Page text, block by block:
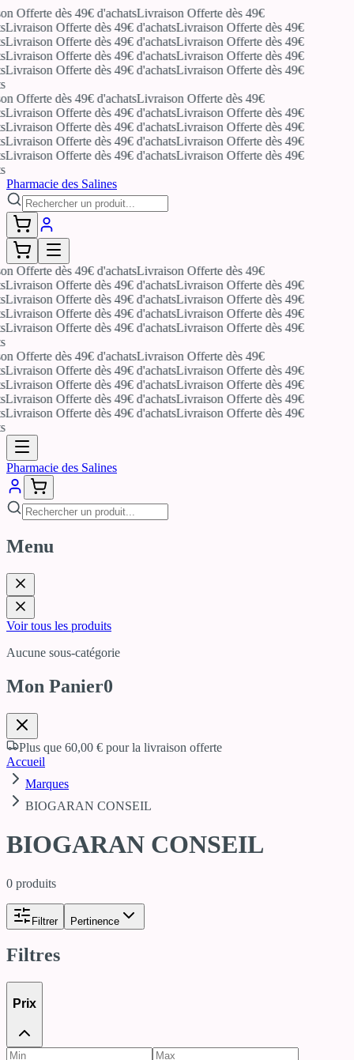
Offerte dès 49€ d'achatsLivraison Offerte dès 49€
Livraison Offerte dès 49€ d'achatsLivraison Offerte dès 49€
Livraison Offerte dès 49€ d'achatsLivraison Offerte dès 49€
Livraison Offerte dès 49€ d'achatsLivraison Offerte dès 49€
Livraison Offerte dès 49€ d'achatsLivraison Offerte dès 49€
Offerte dès 49€ d'achatsLivraison Offerte dès 49€
Livraison Offerte dès 49€ d'achatsLivraison Offerte dès 49€
Livraison Offerte dès 49€ d'achatsLivraison Offerte dès 49€
Livraison Offerte dès 49€ d'achatsLivraison Offerte dès 49€
Livraison Offerte dès 49€ d'achatsLivraison Offerte dès 49€
Pharmacie des Salines
Offerte dès 49€ d'achatsLivraison Offerte dès 49€
Livraison Offerte dès 49€ d'achatsLivraison Offerte dès 49€
Livraison Offerte dès 49€ d'achatsLivraison Offerte dès 49€
Livraison Offerte dès 49€ d'achatsLivraison Offerte dès 49€
Livraison Offerte dès 49€ d'achatsLivraison Offerte dès 49€
Offerte dès 49€ d'achatsLivraison Offerte dès 49€
Livraison Offerte dès 49€ d'achatsLivraison Offerte dès 49€
Livraison Offerte dès 49€ d'achatsLivraison Offerte dès 49€
Livraison Offerte dès 49€ d'achatsLivraison Offerte dès 49€
Livraison Offerte dès 49€ d'achatsLivraison Offerte dès 49€
Pharmacie des Salines
Menu
Voir tous les produits
Aucune sous-catégorie
Mon Panier0
Plus que 60,00 € pour la livraison offerte
Accueil
Marques
BIOGARAN CONSEIL
BIOGARAN CONSEIL
0 produits
Filtrer Pertinence
Filtres
Prix